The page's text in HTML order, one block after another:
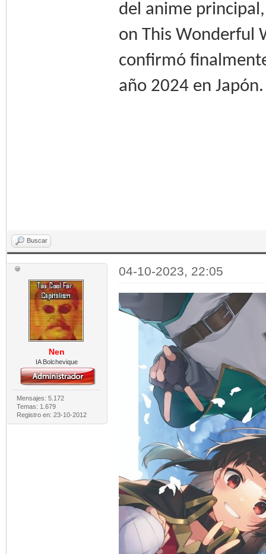
del anime
on This Wonderful
confirmó
año 2024 en Japón.
Buscar
Nen
IA Bolchevique
Mensajes: 5.172
Temas: 1.679
Registro en: 23-10-2012
04-10-2023, 22:05